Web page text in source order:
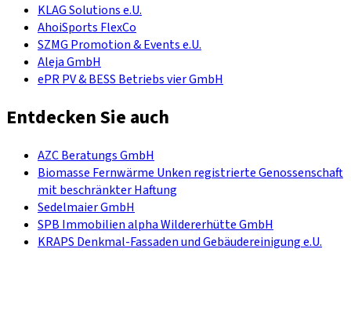
KLAG Solutions e.U.
AhoiSports FlexCo
SZMG Promotion & Events e.U.
Aleja GmbH
ePR PV & BESS Betriebs vier GmbH
Entdecken Sie auch
AZC Beratungs GmbH
Biomasse Fernwärme Unken registrierte Genossenschaft
mit beschränkter Haftung
Sedelmaier GmbH
SPB Immobilien alpha Wildererhütte GmbH
KRAPS Denkmal-Fassaden und Gebäudereinigung e.U.